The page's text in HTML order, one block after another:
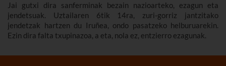
Jai gutxi dira sanferminak bezain nazioarteko, ezagun eta
jendetsuak. Uztailaren 6tik 14ra, zuri-gorriz jantzitako
jendetzak hartzen du Iruñea, ondo pasatzeko helburuarekin.
Ezin dira falta txupinazoa, a eta, nola ez, entzierro ezagunak.